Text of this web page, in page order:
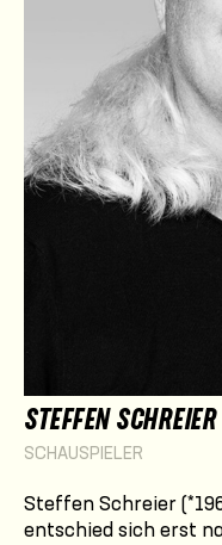
STEFFEN SCHREIER
SCHAUSPIELER
Steffen Schreier
entschied sich erst